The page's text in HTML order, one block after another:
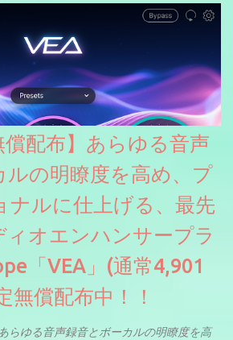
償配布】あらゆる音声
ルの明瞭度を高め、プ
ナルに仕上げる、最先
オエンハンサープラ
「VEA」(通常4,901
無償配布中！！
らゆる音声録音とボーカルの明瞭度を高